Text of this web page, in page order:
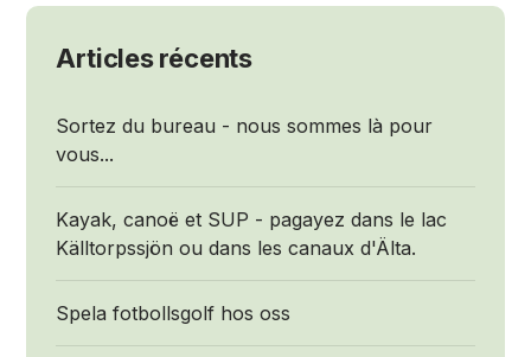
Articles récents
Sortez du bureau - nous sommes là pour
vous...
Kayak, canoë et SUP - pagayez dans le lac
Källtorpssjön ou dans les canaux d'Älta.
Spela fotbollsgolf hos oss